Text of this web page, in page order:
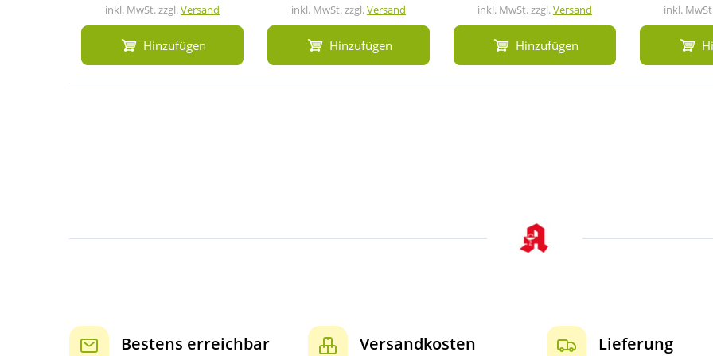
inkl. MwSt. zzgl.Versand
Hinzufügen
inkl. MwSt. zzgl.Versand
Hinzufügen
inkl. MwSt. zzgl.Versand
Hinzufügen
inkl.
Bestens erreichbar Versandkosten Lieferung